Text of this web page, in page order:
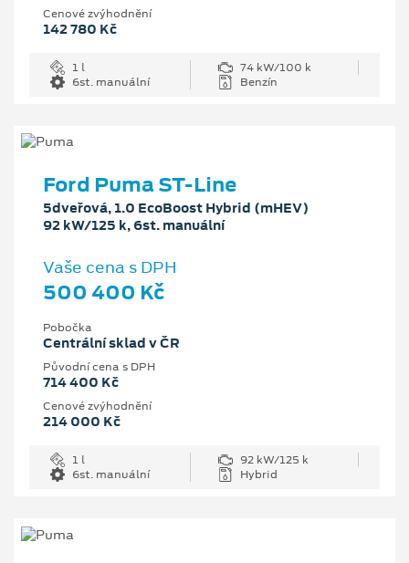
Cenové zvýhodnění
142 780 Kč
1 l
74 kW/100 k
6st. manuální
Benzín
Ford Puma ST-Line
5dveřová, 1.0 EcoBoost Hybrid (mHEV)
92 kW/125 k, 6st. manuální
Vaše cena s DPH
500 400 Kč
Pobočka
Centrální sklad v ČR
Původní cena s DPH
714 400 Kč
Cenové zvýhodnění
214 000 Kč
1 l
92 kW/125 k
6st. manuální
Hybrid